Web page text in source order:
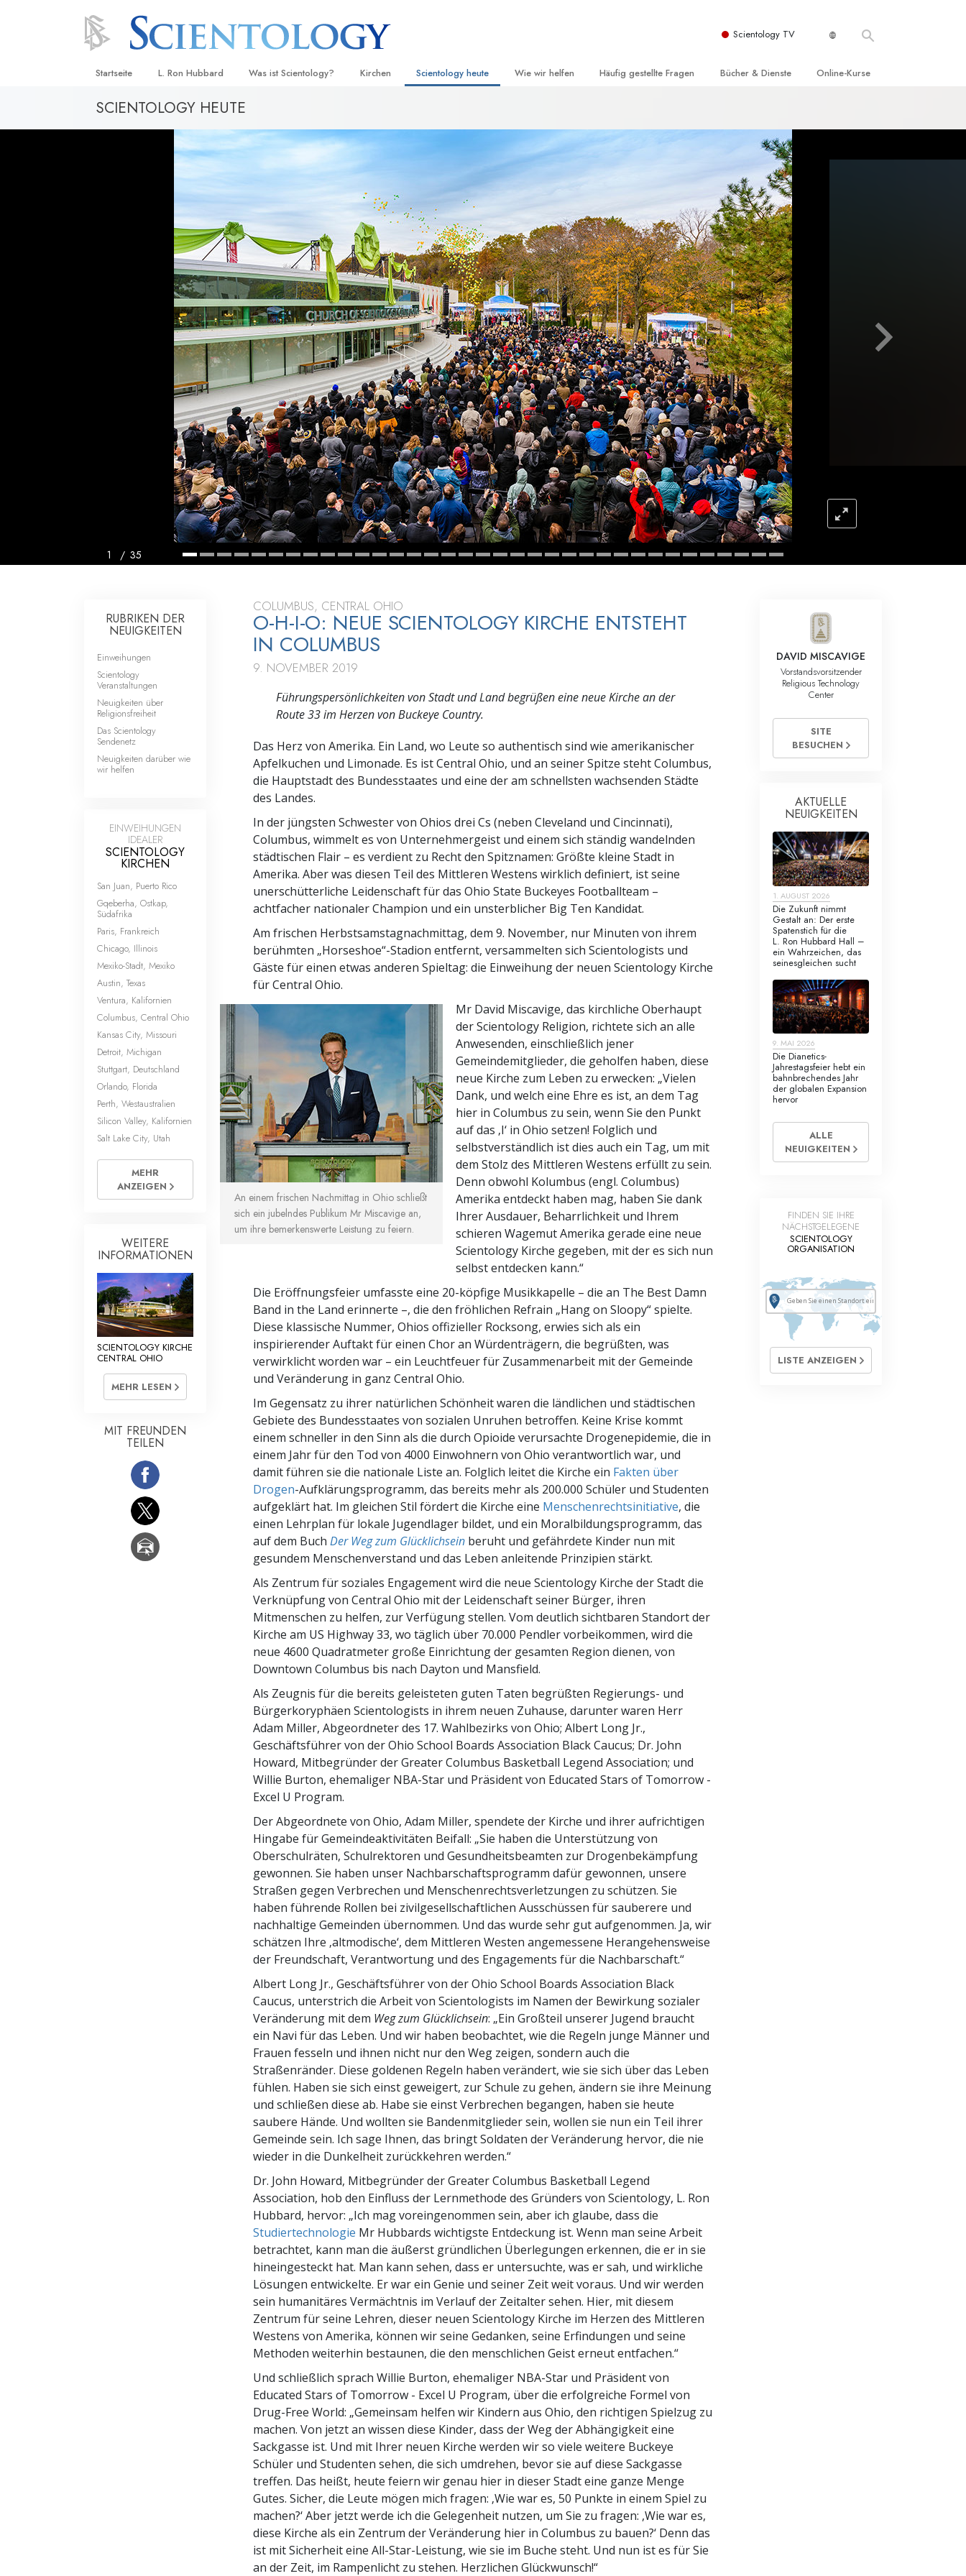
Scientology TV
Startseite L. Ron Hubbard Was ist Scientology?
Scientology Bekenntnisse und
Kodizes
Was Scientologen über Scientology
Lernen Sie einen Scientologen kennen
Innerhalb einer Scientology Kirche
Die Grundprinzipien der Scientology
Eine Einführung in die Dianetik
Liebe und Hass – Was ist Größe?
Kirchen
Ideale Scientology Kirchen
Flag Land Base
Freewinds
Scientology für die Welt
Scientology heute
David Miscavige – Kirchliches
Oberhaupt von Scientology
Wie wir helfen
Applied Scholastics
Criminon
Fakten über Drogen
United for Human Rights (Vereint für
Menschenrechte)
Citizens Commission on Human Rights
Ehrenamtliche Scientology Geistliche
Häufig gestellte Fragen
Innerhalb einer Scientology Kirche
Die Organisation der Scientology
Bücher & Dienste
Einführende Dienste
Online-Kurse
Die Dynamiken des Daseins
Die Bestandteile des Verstehens
Lösungen für eine gefährliche Umwelt
Beistände bei Krankheiten und
Verletzungen
Integrität und Ehrlichkeit
Ehe
Die emotionelle Tonskala
Antworten auf das Drogenproblem
Kinder
Werkzeuge für den Arbeitsplatz
Ethik und die Zustände
Die Ursache von Unterdrückung
Ermittlungen
Grundlagen des Organisierens
Die Grundlagen von Public Relations
SCIENTOLOGY HEUTE
1 / 35
COLUMBUS, CENTRAL OHIO
O-H-I-O: NEUE SCIENTOLOGY KIRCHE ENTSTEHT
IN COLUMBUS
9. NOVEMBER 2019
Führungspersönlichkeiten von Stadt und Land begrüßen eine neue Kirche an der
Route 33 im Herzen von Buckeye Country.
Das Herz von Amerika. Ein Land, wo Leute so authentisch sind wie amerikanischer
Apfelkuchen und Limonade. Es ist Central Ohio, und an seiner Spitze steht Columbus,
die Hauptstadt des Bundesstaates und eine der am schnellsten wachsenden Städte
des Landes.
In der jüngsten Schwester von Ohios drei Cs (neben Cleveland und Cincinnati),
Columbus, wimmelt es von Unternehmergeist und einem sich ständig wandelnden
städtischen Flair – es verdient zu Recht den Spitznamen: Größte kleine Stadt in
Amerika. Aber was diesen Teil des Mittleren Westens wirklich definiert, ist seine
unerschütterliche Leidenschaft für das Ohio State Buckeyes Footballteam –
achtfacher nationaler Champion und ein unsterblicher Big Ten Kandidat.
Am frischen Herbstsamstagnachmittag, dem 9. November, nur Minuten von ihrem
berühmten „Horseshoe“-Stadion entfernt, versammelten sich Scientologists und
Gäste für einen etwas anderen Spieltag: die Einweihung der neuen Scientology Kirche
für Central Ohio.
An einem frischen Nachmittag in Ohio schließt
sich ein jubelndes Publikum Mr Miscavige an,
um ihre bemerkenswerte Leistung zu feiern.
Mr David Miscavige, das kirchliche Oberhaupt
der Scientology Religion, richtete sich an alle
Anwesenden, einschließlich jener
Gemeindemitglieder, die geholfen haben, diese
neue Kirche zum Leben zu erwecken: „Vielen
Dank, und welch eine Ehre es ist, an dem Tag
hier in Columbus zu sein, wenn Sie den Punkt
auf das ‚I‘ in Ohio setzen! Folglich und
selbstverständlich ist dies auch ein Tag, um mit
dem Stolz des Mittleren Westens erfüllt zu sein.
Denn obwohl Kolumbus (engl. Columbus)
Amerika entdeckt haben mag, haben Sie dank
Ihrer Ausdauer, Beharrlichkeit und Ihrem
schieren Wagemut Amerika gerade eine neue
Scientology Kirche gegeben, mit der es sich nun
selbst entdecken kann.“
Die Eröffnungsfeier umfasste eine 20-köpfige Musikkapelle – die an The Best Damn
Band in the Land erinnerte –, die den fröhlichen Refrain „Hang on Sloopy“ spielte.
Diese klassische Nummer, Ohios offizieller Rocksong, erwies sich als ein
inspirierender Auftakt für einen Chor an Würdenträgern, die begrüßten, was
verwirklicht worden war – ein Leuchtfeuer für Zusammenarbeit mit der Gemeinde
und Veränderung in ganz Central Ohio.
Im Gegensatz zu ihrer natürlichen Schönheit waren die ländlichen und städtischen
Gebiete des Bundesstaates von sozialen Unruhen betroffen. Keine Krise kommt
einem schneller in den Sinn als die durch Opioide verursachte Drogenepidemie, die in
einem Jahr für den Tod von 4000 Einwohnern von Ohio verantwortlich war, und
damit führen sie die nationale Liste an. Folglich leitet die Kirche ein Fakten über
Drogen-Aufklärungsprogramm, das bereits mehr als 200.000 Schüler und Studenten
aufgeklärt hat. Im gleichen Stil fördert die Kirche eine Menschenrechtsinitiative, die
einen Lehrplan für lokale Jugendlager bildet, und ein Moralbildungsprogramm, das
auf dem Buch Der Weg zum Glücklichsein beruht und gefährdete Kinder nun mit
gesundem Menschenverstand und das Leben anleitende Prinzipien stärkt.
Als Zentrum für soziales Engagement wird die neue Scientology Kirche der Stadt die
Verknüpfung von Central Ohio mit der Leidenschaft seiner Bürger, ihren
Mitmenschen zu helfen, zur Verfügung stellen. Vom deutlich sichtbaren Standort der
Kirche am US Highway 33, wo täglich über 70.000 Pendler vorbeikommen, wird die
neue 4600 Quadratmeter große Einrichtung der gesamten Region dienen, von
Downtown Columbus bis nach Dayton und Mansfield.
Als Zeugnis für die bereits geleisteten guten Taten begrüßten Regierungs- und
Bürgerkoryphäen Scientologists in ihrem neuen Zuhause, darunter waren Herr
Adam Miller, Abgeordneter des 17. Wahlbezirks von Ohio; Albert Long Jr.,
Geschäftsführer von der Ohio School Boards Association Black Caucus; Dr. John
Howard, Mitbegründerder Greater Columbus Basketball Legend Association; und
Willie Burton, ehemaliger NBA-Star und Präsident von Educated Stars of Tomorrow -
Excel U Program.
Der Abgeordnete von Ohio, Adam Miller, spendete der Kirche und ihrer aufrichtigen
Hingabe für Gemeindeaktivitäten Beifall: „Sie haben die Unterstützung von
Oberschulräten, Schulrektoren und Gesundheitsbeamten zur Drogenbekämpfung
gewonnen. Sie haben unser Nachbarschaftsprogramm dafür gewonnen, unsere
Straßen gegen Verbrechen und Menschenrechtsverletzungen zu schützen. Sie
haben führende Rollen bei zivilgesellschaftlichen Ausschüssen für sauberere und
nachhaltige Gemeinden übernommen. Und das wurde sehr gut aufgenommen. Ja, wir
schätzen Ihre ‚altmodische‘, dem Mittleren Westen angemessene Herangehensweise
der Freundschaft, Verantwortung und des Engagements für die Nachbarschaft.“
Albert Long Jr., Geschäftsführer von der Ohio School Boards Association Black
Caucus, unterstrich die Arbeit von Scientologists im Namen der Bewirkung sozialer
Veränderung mit dem Weg zum Glücklichsein: „Ein Großteil unserer Jugend braucht
ein Navi für das Leben. Und wir haben beobachtet, wie die Regeln junge Männer und
Frauen fesseln und ihnen nicht nur den Weg zeigen, sondern auch die
Straßenränder. Diese goldenen Regeln haben verändert, wie sie sich über das Leben
fühlen. Haben sie sich einst geweigert, zur Schule zu gehen, ändern sie ihre Meinung
und schließen diese ab. Habe sie einst Verbrechen begangen, haben sie heute
saubere Hände. Und wollten sie Bandenmitglieder sein, wollen sie nun ein Teil ihrer
Gemeinde sein. Ich sage Ihnen, das bringt Soldaten der Veränderung hervor, die nie
wieder in die Dunkelheit zurückkehren werden.“
Dr. John Howard, Mitbegründer der Greater Columbus Basketball Legend
Association, hob den Einfluss der Lernmethode des Gründers von Scientology, L. Ron
Hubbard, hervor: „Ich mag voreingenommen sein, aber ich glaube, dass die
Studiertechnologie Mr Hubbards wichtigste Entdeckung ist. Wenn man seine Arbeit
betrachtet, kann man die äußerst gründlichen Überlegungen erkennen, die er in sie
hineingesteckt hat. Man kann sehen, dass er untersuchte, was er sah, und wirkliche
Lösungen entwickelte. Er war ein Genie und seiner Zeit weit voraus. Und wir werden
sein humanitäres Vermächtnis im Verlauf der Zeitalter sehen. Hier, mit diesem
Zentrum für seine Lehren, dieser neuen Scientology Kirche im Herzen des Mittleren
Westens von Amerika, können wir seine Gedanken, seine Erfindungen und seine
Methoden weiterhin bestaunen, die den menschlichen Geist erneut entfachen.“
Und schließlich sprach Willie Burton, ehemaliger NBA-Star und Präsident von
Educated Stars of Tomorrow - Excel U Program, über die erfolgreiche Formel von
Drug-Free World: „Gemeinsam helfen wir Kindern aus Ohio, den richtigen Spielzug zu
machen. Von jetzt an wissen diese Kinder, dass der Weg der Abhängigkeit eine
Sackgasse ist. Und mit Ihrer neuen Kirche werden wir so viele weitere Buckeye
Schüler und Studenten sehen, die sich umdrehen, bevor sie auf diese Sackgasse
treffen. Das heißt, heute feiern wir genau hier in dieser Stadt eine ganze Menge
Gutes. Sicher, die Leute mögen mich fragen: ‚Wie war es, 50 Punkte in einem Spiel zu
machen?‘ Aber jetzt werde ich die Gelegenheit nutzen, um Sie zu fragen: ,Wie war es,
diese Kirche als ein Zentrum der Veränderung hier in Columbus zu bauen?‘ Denn das
ist mit Sicherheit eine All-Star-Leistung, wie sie im Buche steht. Und nun ist es für Sie
an der Zeit, im Rampenlicht zu stehen. Herzlichen Glückwunsch!“
RUBRIKEN DER
NEUIGKEITEN
Einweihungen
Scientology
Veranstaltungen
Neuigkeiten über
Religionsfreiheit
Das Scientology
Sendenetz
Neuigkeiten darüber wie
wir helfen
EINWEIHUNGEN
IDEALER
SCIENTOLOGY
KIRCHEN
San Juan, Puerto Rico
Gqeberha, Ostkap,
Südafrika
Paris, Frankreich
Chicago, Illinois
Mexiko-Stadt, Mexiko
Austin, Texas
Ventura, Kalifornien
Columbus, Central Ohio
Kansas City, Missouri
Detroit, Michigan
Stuttgart, Deutschland
Orlando, Florida
Perth, Westaustralien
Silicon Valley, Kalifornien
Salt Lake City, Utah
MEHR
ANZEIGEN
WEITERE
INFORMATIONEN
SCIENTOLOGY KIRCHE
CENTRAL OHIO
MEHR LESEN
MIT FREUNDEN
TEILEN
DAVID MISCAVIGE
Vorstandsvorsitzender
Religious Technology
Center
SITE
BESUCHEN
AKTUELLE
NEUIGKEITEN
1. AUGUST 2026
Die Zukunft nimmt
Gestalt an: Der erste
Spatenstich für die
L. Ron Hubbard Hall –
ein Wahrzeichen, das
seinesgleichen sucht
9. MAI 2026
Die Dianetics-
Jahrestagsfeier hebt ein
bahnbrechendes Jahr
der globalen Expansion
hervor
ALLE
NEUIGKEITEN
FINDEN SIE IHRE
NÄCHSTGELEGENE
SCIENTOLOGY
ORGANISATION
LISTE ANZEIGEN